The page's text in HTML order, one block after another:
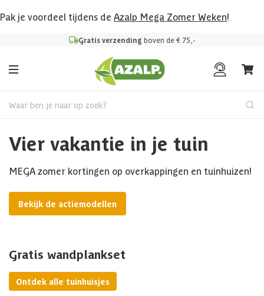
Pak je voordeel tijdens de Azalp Mega Zomer Weken!
Gratis verzending boven de € 75,-
Waar ben je naar op zoek?
Vier vakantie in je tuin
MEGA zomer kortingen op overkappingen en tuinhuizen!
Bekijk de actiemodellen
Gratis wandplankset
Ontdek alle tuinhuisjes